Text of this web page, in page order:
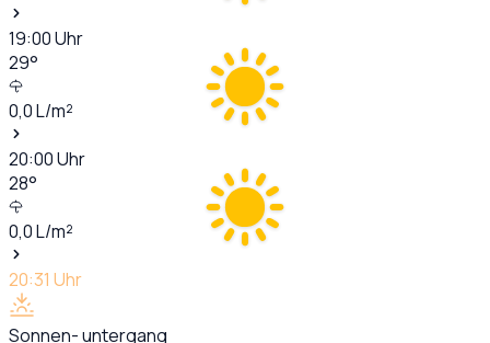
19:00Uhr
29°
0,0L/m²
20:00Uhr
28°
0,0L/m²
20:31 Uhr
Sonnen- untergang